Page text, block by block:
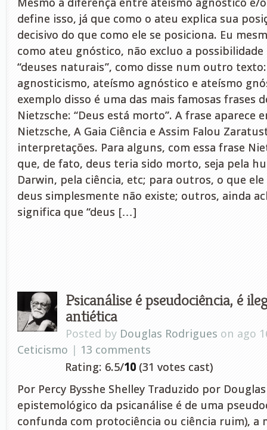
define isso, já que como o ateu explica sua
decisivo do que como ele se posiciona. Eu
como ateu gnóstico, não excluo a possibilidade
“deuses naturais”, como disse num outro
agnosticismo, ateísmo agnóstico e ateísmo
exemplo disso é uma das mais famosas frases
Nietzsche: “Deus está morto”. A frase aparece
Nietzsche, A Gaia Ciência e Assim Falou
interpretações. Para alguns, com essa frase
que, de fato, deus teria sido morto, seja pela
Darwin, pela ciência, etc; para outros, o que
deus simplesmente não existe; outros, ainda
significa que “deus […]
Psicanálise é pseudociência, é
antiética
Posted by Douglas Rodrigues on ago
Ceticismo | 13 comments
Rating: 6.5/10 (31 votes cast)
Por Percy Bysshe Shelley Traduzido por
epistemológico da psicanálise é de uma
confunda com protociência ou ciência ruim), a